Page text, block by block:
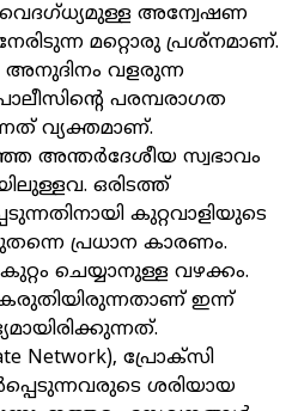
അന്വേഷണ
മറ്റൊരു പ്രശ്നമാണ്.
വളരുന്ന
പരമ്പരാഗത
വ്യക്തമാണ്.
അന്തര്‍ദേശീയ സ്വഭാവം
ഒരിടത്ത്
കുറ്റവാളിയുടെ
പ്രധാന കാരണം.
ചെയ്യാനുള്ള വഴക്കം.
ഇന്ന്
Network), പ്രോക്സി
ശരിയായ